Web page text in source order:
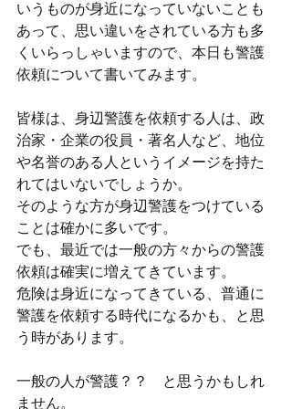
いうものが身近になっていないことも
あって、思い違いをされている方も多
くいらっしゃいますので、本日も警護
依頼について書いてみます。
皆様は、身辺警護を依頼する人は、政
治家・企業の役員・著名人など、地位
や名誉のある人というイメージを持た
れてはいないでしょうか。
そのような方が身辺警護をつけている
ことは確かに多いです。
でも、最近では一般の方々からの警護
依頼は確実に増えてきています。
危険は身近になってきている、普通に
警護を依頼する時代になるかも、と思
う時があります。
一般の人が警護？？　と思うかもしれ
ません。